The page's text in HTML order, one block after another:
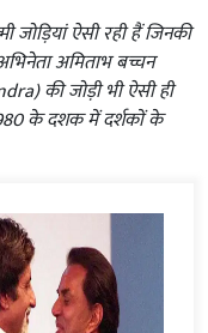
जोड़ियां ऐसी रही हैं जिनकी
अमिताभ बच्चन
की जोड़ी भी ऐसी ही
के दशक में दर्शकों के